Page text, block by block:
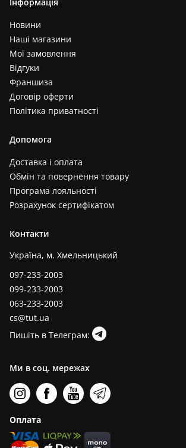
Інформація
Новини
Наші магазини
Мої замовлення
Відгуки
Франшиза
Договір оферти
Політика приватності
Допомога
Доставка і оплата
Обмін та повернення товару
Програма лояльності
Розрахунок сертифікатом
Контакти
Україна, м. Хмельницький
097-233-2003
099-233-2003
063-233-2003
cs@tut.ua
Пишіть в Телеграм:
Ми в соц. мережах
Оплата